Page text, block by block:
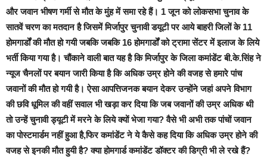
और जवान भीषण गर्मी से मौत के मुंह में समा रहे हैं। 1 जून को लोकसभा चुनाव के
सातवें चरण का मतदान है जिसमें मिर्जापुर चुनावी डयूटी पर आये बाहरी जिलों के 11
होमगार्डों की मौत हो गयी जबकि जबकि 16 होमगार्डों को ट्रामा सेंटर में इलाज के लिये
भर्ती किया गया है। चौंकाने वाली बात यह है किमिर्जापुर के जिला कमांडेंट बी.के.सिंह ने
न्यूज चैनलों पर बयान जारी किया है कि अधिक उम्र होने की वजह से हमारे पांच
जवानों की मौत हो गयी है। ऐसा आपत्तिजनक बयान देकर उन्होंने जहां अपने विभाग
की छवि धूमिल की वहीं सवाल भी खड़ा कर दिया कि जब जवानों की उम्र अधिक थी
तो उन्हें चुनावी ड्यूटी में मरने के लिये क्यों भेजा गया? वैसे भी अभी तक पांचों जवान
का पोस्टमार्डम नहीं हुआ है,फिर कमांडेंट ने ये कैसे कह दिया कि अधिक उम्र होने की
वजह से इनकी मौत हुयी है? क्या होमगार्ड कमांडेंट डॉक्टर की डिग्री भी ले रखे हैं?